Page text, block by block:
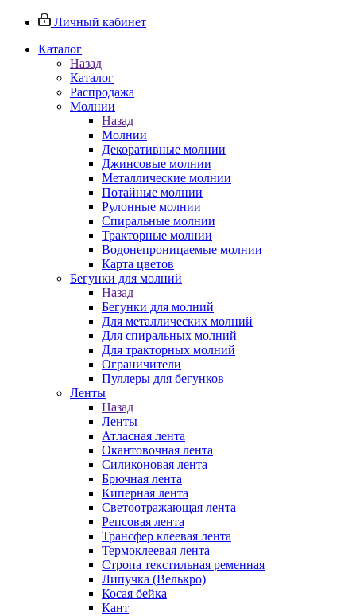
Личный кабинет
Каталог
Назад
Каталог
Распродажа
Молнии
Назад
Молнии
Декоративные молнии
Джинсовые молнии
Металлические молнии
Потайные молнии
Рулонные молнии
Спиральные молнии
Тракторные молнии
Водонепроницаемые молнии
Карта цветов
Бегунки для молний
Назад
Бегунки для молний
Для металлических молний
Для спиральных молний
Для тракторных молний
Ограничители
Пуллеры для бегунков
Ленты
Назад
Ленты
Атласная лента
Окантовочная лента
Силиконовая лента
Брючная лента
Киперная лента
Светоотражающая лента
Репсовая лента
Трансфер клеевая лента
Термоклеевая лента
Стропа текстильная ременная
Липучка (Велькро)
Косая бейка
Кант